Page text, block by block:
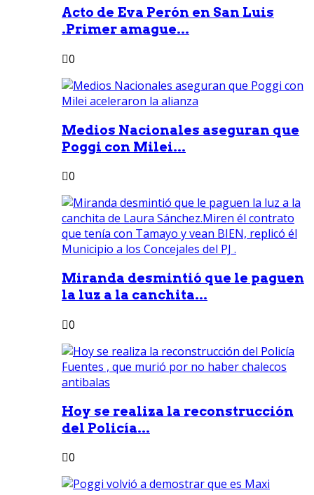
Acto de Eva Perón en San Luis
.Primer amague...
0
Medios Nacionales aseguran que
Poggi con Milei...
0
Miranda desmintió que le paguen
la luz a la canchita...
0
Hoy se realiza la reconstrucción
del Policía...
0